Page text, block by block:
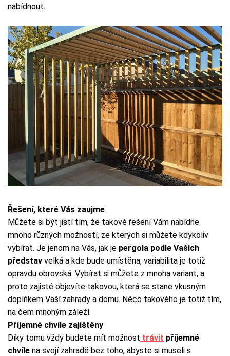
nabídnout.
Řešení, které Vás zaujme
Můžete si být jistí tím, že takové řešení Vám nabídne
mnoho různých možností, ze kterých si můžete kdykoliv
vybírat. Je jenom na Vás, jak je pergola podle Vašich
představ velká a kde bude umístěna, variabilita je totiž
opravdu obrovská. Vybírat si můžete z mnoha variant, a
proto zajisté objevíte takovou, která se stane vkusným
doplňkem Vaší zahrady a domu. Něco takového je totiž tím,
na čem mnohým záleží.
Příjemné chvíle zajištěny
Díky tomu vždy budete mít možnost trávit příjemné
chvíle na svojí zahradě bez toho, abyste si museli s